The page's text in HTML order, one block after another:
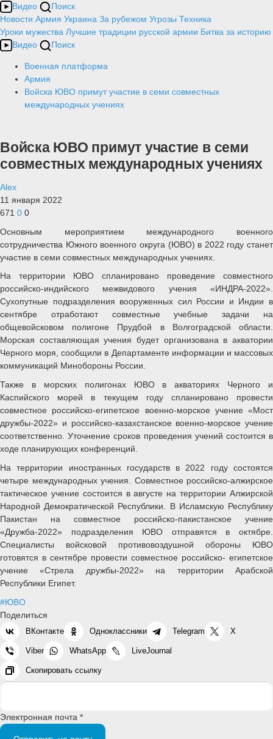
Видео
Поиск
Новости Армия Украина За рубежом Угрозы Техника
Уроки мужества Лучшие традиции русской армии Битва за историю
Видео
Поиск
Военная платформа
Армия
Войска ЮВО примут участие в семи совместных
международных учениях
Войска ЮВО примут участие в семи
совместных международных учениях
Alex
11 января 2022
671 0 0
Основным мероприятием международного военного
сотрудничества Южного военного округа (ЮВО) в 2022 году станет
участие в семи совместных международных учениях.
На территории ЮВО спланировано проведение совместного
российско-индийского межвидового учения «ИНДРА-2022».
Сухопутные подразделения вооруженных сил России и Индии в
сентябре отработают совместные учебные задачи на
общевойсковом полигоне Прудбой в Волгоградской области.
Морская составляющая учения будет организована в акватории
Черного моря, сообщили в Департаменте информации и массовых
коммуникаций Минобороны России.
Также в морских полигонах ЮВО в акваториях Черного и
Каспийского морей в текущем году спланировано провести
совместное российско-египетское военно-морское учение «Мост
дружбы-2022» и российско-казахстанское военно-морское учение
соответственно. Уточнение сроков проведения учений состоится в
ходе планирующих конференций.
На территории иностранных государств в 2022 году состоятся
четыре международных учения. Совместное российско-алжирское
тактическое учение состоится в августе на территории Алжирской
Народной Демократической Республики. В Исламскую Республику
Пакистан на совместное российско-пакистанское учение
«Дружба-2022» подразделения ЮВО отправятся в октябре.
Специалисты войсковой противовоздушной обороны ЮВО
готовятся в сентябре провести совместное российско- египетское
учение «Стрела дружбы-2022» на территории Арабской
Республики Египет.
#ЮВО
Поделиться
ВКонтакте Одноклассники Telegram X
Viber WhatsApp LiveJournal
Скопировать ссылку
Электронная почта *